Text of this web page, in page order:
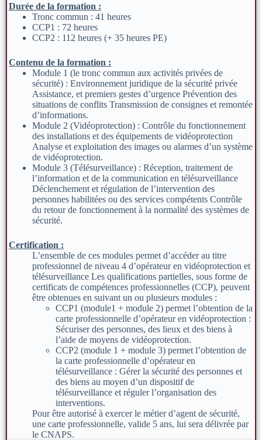
Durée de la formation :
Tronc commun : 41 heures
CCP1 : 72 heures
CCP2 : 112 heures (+ 35 heures PE)
Contenu de la formation :
Module 1 (le tronc commun aux activités privées de
sécurité) : Environnement juridique de la sécurité privée
Assistance, et premiers gestes d’urgence Prévention des
situations de conflits Transmission de consignes et remontée
d’informations.
Module 2 (Vidéoprotection) : Contrôle du fonctionnement
des installations et des équipements de vidéoprotection
Analyse et exploitation des images ou alarmes d’un système
de vidéoprotection.
Module 3 (Télésurveillance) : Réception, traitement de
l’information et de la communication en télésurveillance
Déclenchement et régulation de l’intervention des
personnes habilitées ou des services compétents Contrôle
du retour de fonctionnement à la normalité des systèmes de
sécurité.
Certification :
L’ensemble de ces modules permet d’accéder au titre
professionnel de niveau 4 d’opérateur en vidéoprotection et
télésurveillance Les qualifications partielles, sous forme de
certificats de compétences professionnelles (CCP), peuvent
être obtenues en suivant un ou plusieurs modules :
CCP1 (module1 + module 2) permet l’obtention de la
carte professionnelle d’opérateur en vidéoprotection :
Sécuriser des personnes, des lieux et des biens à
l’aide de moyens de vidéoprotection.
CCP2 (module 1 + module 3) permet l’obtention de
la carte professionnelle d’opérateur en
télésurveillance : Gérer la sécurité des personnes et
des biens au moyen d’un dispositif de
télésurveillance et réguler l’organisation des
interventions.
Pour être autorisé à exercer le métier d’agent de sécurité,
une carte professionnelle, valide 5 ans, lui sera délivrée par
le CNAPS.